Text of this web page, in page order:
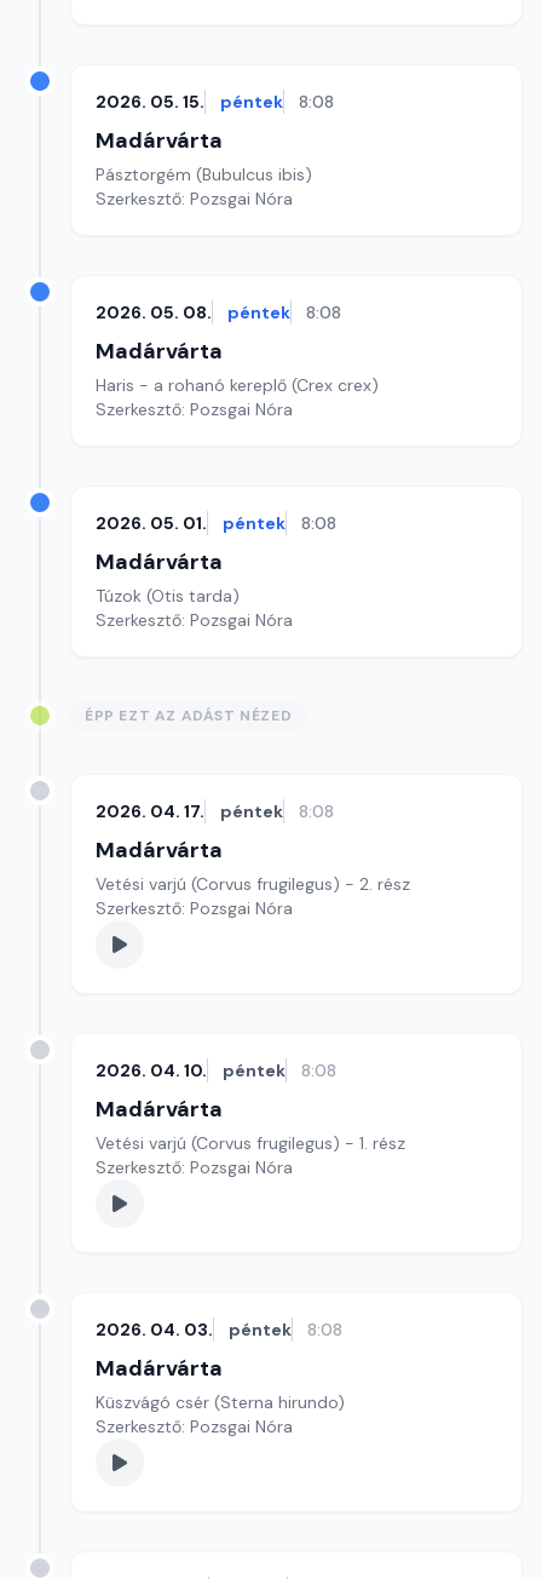
2026. 05. 15. péntek 8:08
Madárvárta
Pásztorgém (Bubulcus ibis)
Szerkesztő: Pozsgai Nóra
2026. 05. 08. péntek 8:08
Madárvárta
Haris - a rohanó kereplő (Crex crex)
Szerkesztő: Pozsgai Nóra
2026. 05. 01. péntek 8:08
Madárvárta
Túzok (Otis tarda)
Szerkesztő: Pozsgai Nóra
ÉPP EZT AZ ADÁST NÉZED
2026. 04. 17. péntek 8:08
Madárvárta
Vetési varjú (Corvus frugilegus) - 2. rész
Szerkesztő: Pozsgai Nóra
2026. 04. 10. péntek 8:08
Madárvárta
Vetési varjú (Corvus frugilegus) - 1. rész
Szerkesztő: Pozsgai Nóra
2026. 04. 03. péntek 8:08
Madárvárta
Küszvágó csér (Sterna hirundo)
Szerkesztő: Pozsgai Nóra